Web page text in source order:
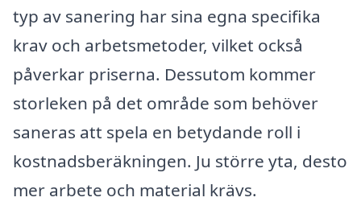
typ av sanering har sina egna specifika
krav och arbetsmetoder, vilket också
påverkar priserna. Dessutom kommer
storleken på det område som behöver
saneras att spela en betydande roll i
kostnadsberäkningen. Ju större yta, desto
mer arbete och material krävs.